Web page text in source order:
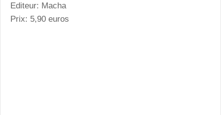
Editeur: Macha
Prix: 5,90 euros